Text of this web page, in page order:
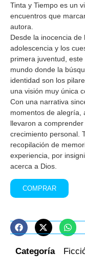
Tinta y Tiempo es un
encuentros que
autora.
Desde la inocencia
adolescencia y los
primera juventud,
mundo donde la
identidad son los
una visión muy única
Con una narrativa
momentos de alegría,
llevaron a
crecimiento personal.
recopilación de
experiencia, por
acerca a Dios.
COMPRAR
Categoría